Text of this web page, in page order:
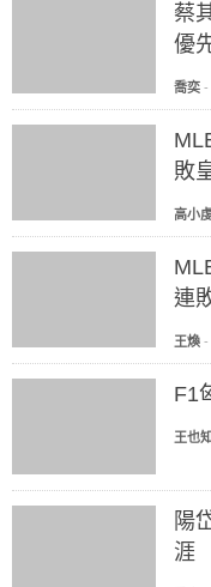
蔡
優
喬奕 -
敗
高小
連
王煥 -
F1
王也知
陽
涯